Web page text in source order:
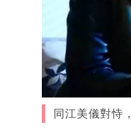
同江美儀對恃